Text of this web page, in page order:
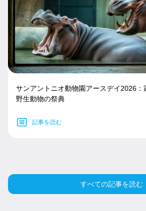
サンアントニオ動物園アースデイ2026：
野生動物の祭典
記事を読む
すべての記事を読む